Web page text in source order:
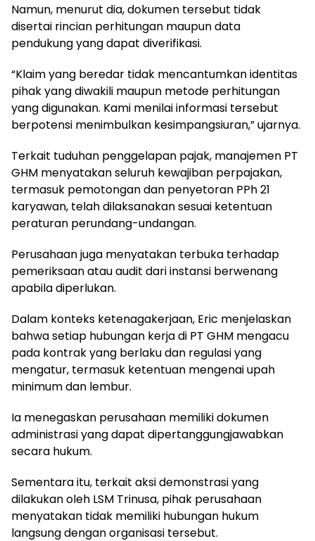
Namun, menurut dia, dokumen tersebut tidak
disertai rincian perhitungan maupun data
pendukung yang dapat diverifikasi.
“Klaim yang beredar tidak mencantumkan identitas
pihak yang diwakili maupun metode perhitungan
yang digunakan. Kami menilai informasi tersebut
berpotensi menimbulkan kesimpangsiuran,” ujarnya.
Terkait tuduhan penggelapan pajak, manajemen PT
GHM menyatakan seluruh kewajiban perpajakan,
termasuk pemotongan dan penyetoran PPh 21
karyawan, telah dilaksanakan sesuai ketentuan
peraturan perundang-undangan.
Perusahaan juga menyatakan terbuka terhadap
pemeriksaan atau audit dari instansi berwenang
apabila diperlukan.
Dalam konteks ketenagakerjaan, Eric menjelaskan
bahwa setiap hubungan kerja di PT GHM mengacu
pada kontrak yang berlaku dan regulasi yang
mengatur, termasuk ketentuan mengenai upah
minimum dan lembur.
Ia menegaskan perusahaan memiliki dokumen
administrasi yang dapat dipertanggungjawabkan
secara hukum.
Sementara itu, terkait aksi demonstrasi yang
dilakukan oleh LSM Trinusa, pihak perusahaan
menyatakan tidak memiliki hubungan hukum
langsung dengan organisasi tersebut.